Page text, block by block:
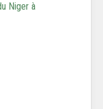
Niger à